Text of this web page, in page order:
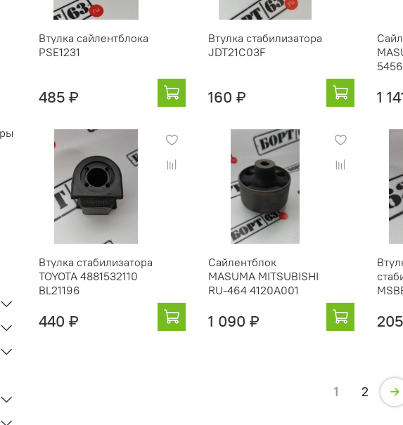
Втулка сайлентблока
PSE1231
485 ₽
Втулка стабилизатора
JDT21C03F
160 ₽ 1
Втулка стабилизатора
TOYOTA 4881532110
BL21196
440 ₽
Сайлентблок
MASUMA MITSUBISHI
RU-464 4120A001
1 090 ₽
1 2